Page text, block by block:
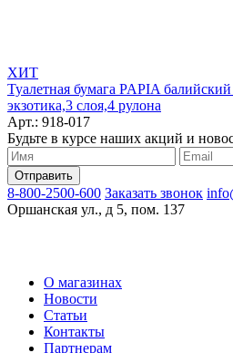
ХИТ
Туалетная бумага PAPIA
экзотика,3 слоя,4 рулона
Арт.: 918-017
Будьте в курсе наших акций и
8-800-2500-600 Заказать звонок
Оршанская ул., д 5, пом. 137
О магазинах
Новости
Статьи
Контакты
Партнерам